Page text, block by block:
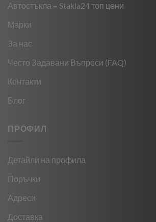
Автостъкла – Stakla24 топ цени
Марки
За нас
Често Задавани Въпроси (FAQ)
Контакти
Блог
ПРОФИЛ
Детайли на профила
Поръчки
Адреси
Доставка